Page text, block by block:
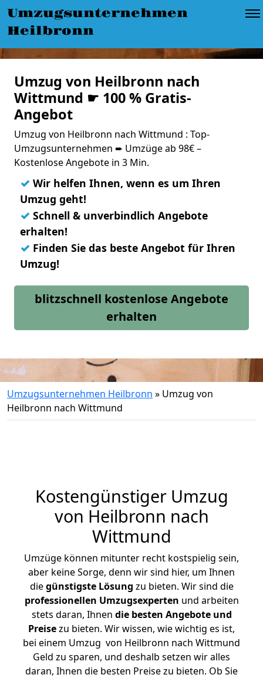
Umzugsunternehmen
Heilbronn
Umzug von Heilbronn nach
Wittmund ☛ 100 % Gratis-
Angebot
Umzug von Heilbronn nach Wittmund : Top-
Umzugsunternehmen ➨ Umzüge ab 98€ –
Kostenlose Angebote in 3 Min.
✓ Wir helfen Ihnen, wenn es um Ihren
Umzug geht!
✓ Schnell & unverbindlich Angebote
erhalten!
✓ Finden Sie das beste Angebot für Ihren
Umzug!
blitzschnell kostenlose Angebote
erhalten
Umzugsunternehmen Heilbronn » Umzug von
Heilbronn nach Wittmund
Kostengünstiger Umzug
von Heilbronn nach
Wittmund
Umzüge können mitunter recht kostspielig sein,
aber keine Sorge, denn wir sind hier, um Ihnen
diegünstigste Lösung zu bieten. Wir sind die
professionellen Umzugsexperten und arbeiten
stets daran, Ihnen die besten Angebote und
Preisezu bieten. Wir wissen, wie wichtig es ist,
bei einem Umzug von Heilbronn nach Wittmund
Geld zu sparen, und deshalb setzen wir alles
daran, Ihnen die besten Preise zu bieten. Ob Sie